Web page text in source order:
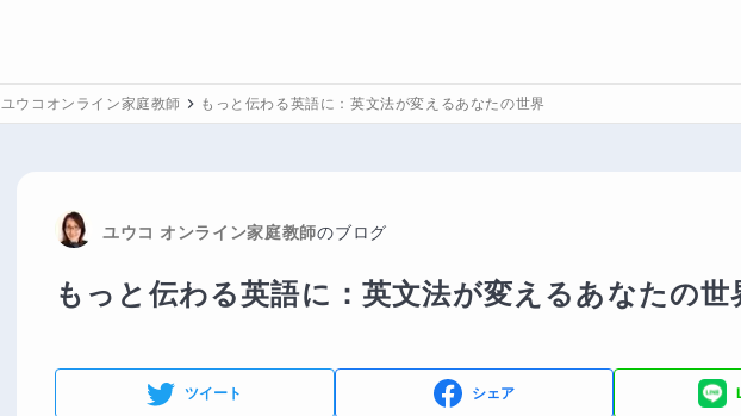
ユウコオンライン家庭教師 もっと伝わる英語に：英文法が変えるあなたの世界
ユウコ オンライン家庭教師のブログ
もっと伝わる英語に：英文法が変えるあなたの世
ツイート シェア